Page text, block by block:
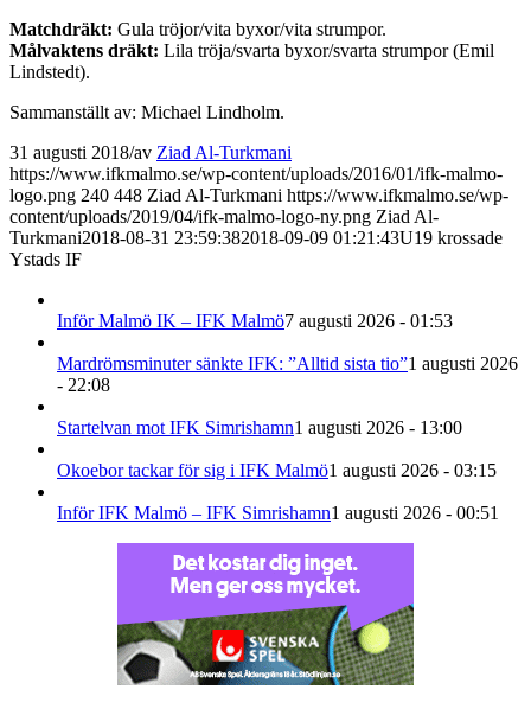
Matchdräkt: Gula tröjor/vita byxor/vita strumpor.
Målvaktens dräkt: Lila tröja/svarta byxor/svarta strumpor (Emil
Lindstedt).
Sammanställt av: Michael Lindholm.
31 augusti 2018/av Ziad Al-Turkmani
https://www.ifkmalmo.se/wp-content/uploads/2016/01/ifk-malmo-
logo.png 240 448 Ziad Al-Turkmani https://www.ifkmalmo.se/wp-
content/uploads/2019/04/ifk-malmo-logo-ny.png Ziad Al-
Turkmani2018-08-31 23:59:382018-09-09 01:21:43U19 krossade
Ystads IF
Inför Malmö IK – IFK Malmö7 augusti 2026 - 01:53
Mardrömsminuter sänkte IFK: ”Alltid sista tio”1 augusti 2026
- 22:08
Startelvan mot IFK Simrishamn1 augusti 2026 - 13:00
Okoebor tackar för sig i IFK Malmö1 augusti 2026 - 03:15
Inför IFK Malmö – IFK Simrishamn1 augusti 2026 - 00:51